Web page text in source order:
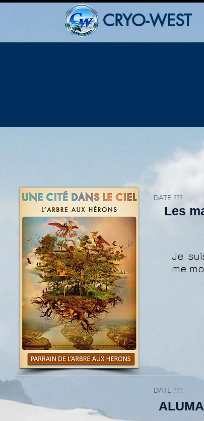
CRYO-WEST
DATE ???
Les
Je
me
DATE ???